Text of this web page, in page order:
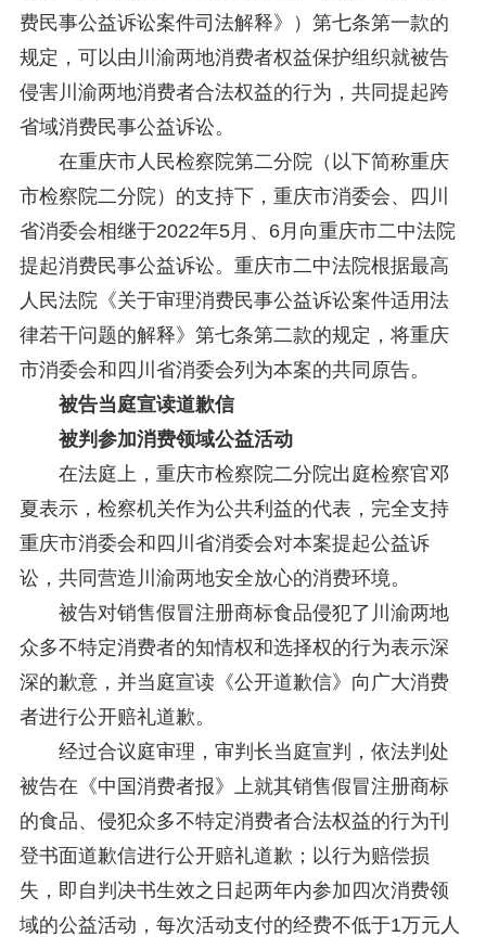
费民事公益诉讼案件司法解释》）第七条第一款的
规定，可以由川渝两地消费者权益保护组织就被告
侵害川渝两地消费者合法权益的行为，共同提起跨
省域消费民事公益诉讼。
在重庆市人民检察院第二分院（以下简称重庆
市检察院二分院）的支持下，重庆市消委会、四川
省消委会相继于2022年5月、6月向重庆市二中法院
提起消费民事公益诉讼。重庆市二中法院根据最高
人民法院《关于审理消费民事公益诉讼案件适用法
律若干问题的解释》第七条第二款的规定，将重庆
市消委会和四川省消委会列为本案的共同原告。
被告当庭宣读道歉信
被判参加消费领域公益活动
在法庭上，重庆市检察院二分院出庭检察官邓
夏表示，检察机关作为公共利益的代表，完全支持
重庆市消委会和四川省消委会对本案提起公益诉
讼，共同营造川渝两地安全放心的消费环境。
被告对销售假冒注册商标食品侵犯了川渝两地
众多不特定消费者的知情权和选择权的行为表示深
深的歉意，并当庭宣读《公开道歉信》向广大消费
者进行公开赔礼道歉。
经过合议庭审理，审判长当庭宣判，依法判处
被告在《中国消费者报》上就其销售假冒注册商标
的食品、侵犯众多不特定消费者合法权益的行为刊
登书面道歉信进行公开赔礼道歉；以行为赔偿损
失，即自判决书生效之日起两年内参加四次消费领
域的公益活动，每次活动支付的经费不低于1万元人